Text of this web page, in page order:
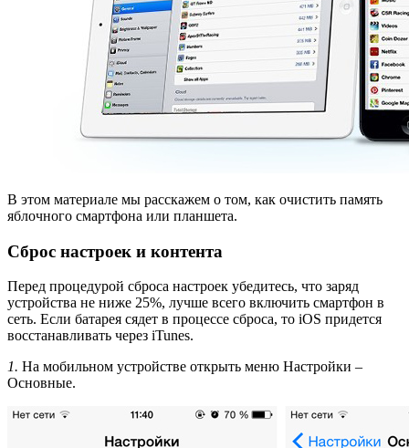
В этом материале мы расскажем о том, как очистить память
яблочного смартфона или планшета.
Сброс настроек и контента
Перед процедурой сброса настроек убедитесь, что заряд
устройства не ниже 25%, лучше всего включить смартфон в
сеть. Если батарея сядет в процессе сброса, то iOS придется
восстанавливать через iTunes.
1. На мобильном устройстве открыть меню Настройки –
Основные.